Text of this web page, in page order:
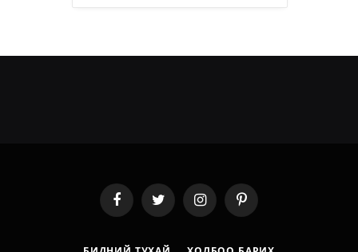
FacebookTwitter InstagramPinterest